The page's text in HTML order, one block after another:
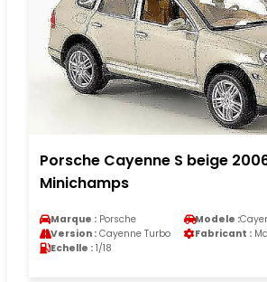
Porsche Cayenne S beige
Minichamps
Marque : Porsche Modele :
Version : Cayenne Turbo Fabricant :
Echelle : 1/18